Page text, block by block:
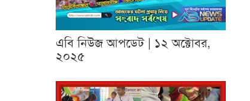
এবি নিউজ আপডেট | ১২ অক্টোবর,
২০২৫